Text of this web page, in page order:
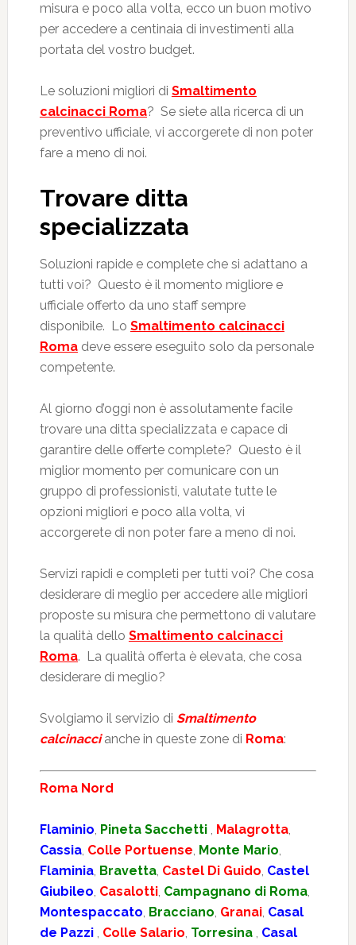
misura e poco alla volta, ecco un buon motivo
per accedere a centinaia di investimenti alla
portata del vostro budget.
Le soluzioni migliori di Smaltimento
calcinacci Roma? Se siete alla ricerca di un
preventivo ufficiale, vi accorgerete di non poter
fare a meno di noi.
Trovare ditta
specializzata
Soluzioni rapide e complete che si adattano a
tutti voi? Questo è il momento migliore e
ufficiale offerto da uno staff sempre
disponibile. Lo Smaltimento calcinacci
Romadeve essere eseguito solo da personale
competente.
Al giorno d’oggi non è assolutamente facile
trovare una ditta specializzata e capace di
garantire delle offerte complete? Questo è il
miglior momento per comunicare con un
gruppo di professionisti, valutate tutte le
opzioni migliori e poco alla volta, vi
accorgerete di non poter fare a meno di noi.
Servizi rapidi e completi per tutti voi? Che cosa
desiderare di meglio per accedere alle migliori
proposte su misura che permettono di valutare
la qualità dello Smaltimento calcinacci
Roma. La qualità offerta è elevata, che cosa
desiderare di meglio?
Svolgiamo il servizio di Smaltimento
calcinaccianche in queste zone di Roma:
Roma Nord
Flaminio, Pineta Sacchetti , Malagrotta,
Cassia, Colle Portuense, Monte Mario,
Flaminia, Bravetta, Castel Di Guido, Castel
Giubileo, Casalotti, Campagnano di Roma,
Montespaccato, Bracciano, Granai, Casal
de Pazzi , Colle Salario, Torresina , Casal